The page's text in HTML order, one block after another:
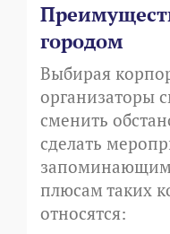
городом
Выбирая
организаторы
сменить
сделать
плюсам таких
относятся: